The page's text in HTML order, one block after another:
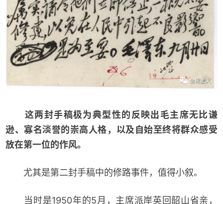
这两封手稿极为典型性的反映出毛主席无比谦
逊、寡名淡誉的崇高人格，以及自始至终将群众感受
放在第一位的作风。
尤其是第二封手稿中的修路事件，值得小叙。
当时是1950年的5月，主席派岸英回韶山省亲，